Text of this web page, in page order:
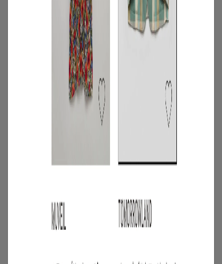
スタッフに聞いた！レンタルして良かっ
たモノ【リアルレビュー#10】
2026.07.28